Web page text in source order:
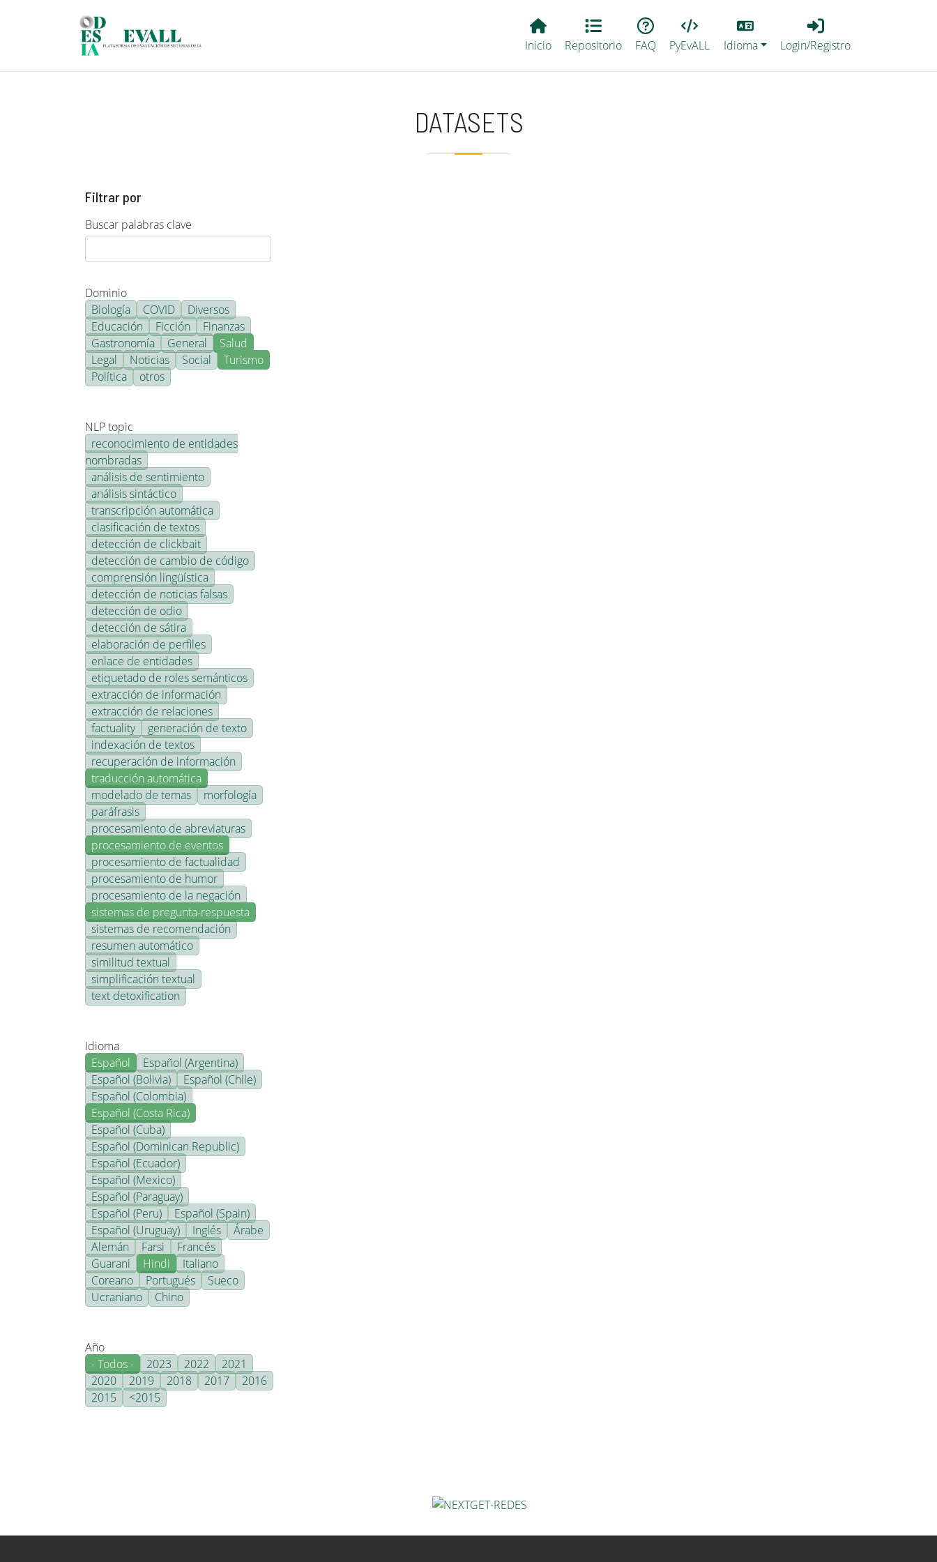
Main EvALL
Inicio Repositorio FAQ PyEvALL
Lang
Idioma
Login_Registro
Login/Registro
DATASETS
Filtrar por
Buscar palabras clave
Dominio
Biología
COVID
Diversos
Educación
Ficción
Finanzas
Gastronomía
General
Salud
Legal
Noticias Social
Turismo
Política
otros
NLP topic
reconocimiento de entidades
nombradas
análisis de sentimiento
análisis sintáctico
transcripción automática
clasificación de textos
detección de clickbait
detección de cambio de código
comprensión lingüística
detección de noticias falsas
detección de odio
detección de sátira
elaboración de perfiles
enlace de entidades
etiquetado de roles semánticos
extracción de información
extracción de relaciones
factuality
generación de texto
indexación de textos
recuperación de información
traducción automática
modelado de temas
morfología
paráfrasis
procesamiento de abreviaturas
procesamiento de eventos
procesamiento de factualidad
procesamiento de humor
procesamiento de la negación
sistemas de pregunta-respuesta
sistemas de recomendación
resumen automático
similitud textual
simplificación textual
text detoxification
Idioma
Español
Español (Argentina)
Español (Bolivia)
Español (Chile)
Español (Colombia)
Español (Costa Rica)
Español (Cuba)
Español (Dominican Republic)
Español (Ecuador)
Español (Mexico)
Español (Paraguay)
Español (Peru)
Español (Spain)
Español (Uruguay)
Inglés
Árabe
Alemán
Farsi
Francés
Guarani
Hindi
Italiano
Coreano
Portugués
Sueco
Ucraniano
Chino
Año
- Todos -
2023 2022
2021
2020
2019 2018 2017
2016
2015
<2015